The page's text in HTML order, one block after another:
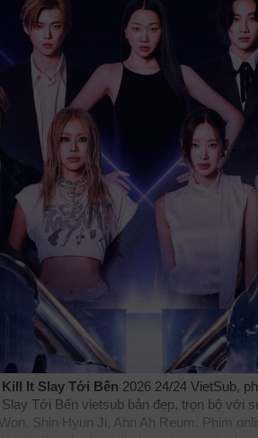
Kill It Slay Tới Bến 2026 24/24 VietSub,
Tới Bến vietsub bản đẹp, trọn bộ với
Shin Hyun Ji, Ahn Ah Reum. Phim